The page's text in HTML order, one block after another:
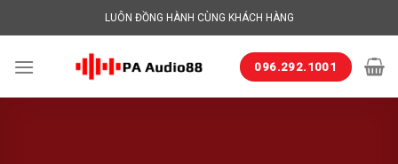
to
LUÔN ĐỒNG HÀNH CÙNG KHÁCH HÀNG
096.292.1001